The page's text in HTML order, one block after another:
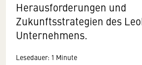
Herausforderungen und
Zukunftsstrategien des
Unternehmens.
Lesedauer: 1 Minute